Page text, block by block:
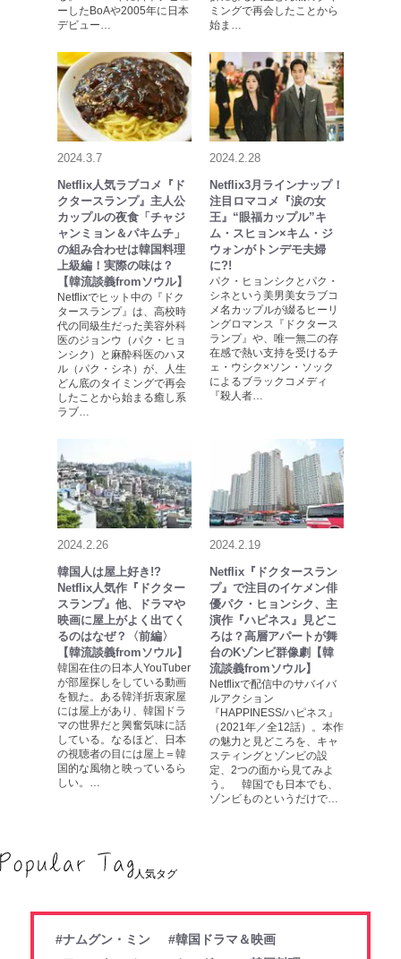
ーしたBoAや2005年に日本
デビュー…
ミングで再会したことから
始ま…
2024.3.7
Netflix人気ラブコメ『ド
クタースランプ』主人公
カップルの夜食「チャジ
ャンミョン＆パキムチ」
の組み合わせは韓国料理
上級編！実際の味は？
【韓流談義fromソウル】
Netflixでヒット中の『ドク
タースランプ』は、高校時
代の同級生だった美容外科
医のジョンウ（パク・ヒョ
ンシク）と麻酔科医のハヌ
ル（パク・シネ）が、人生
どん底のタイミングで再会
したことから始まる癒し系
ラブ…
2024.2.28
Netflix3月ラインナップ！
注目ロマコメ『涙の女
王』“眼福カップル”キ
ム・スヒョン×キム・ジ
ウォンがトンデモ夫婦
に?!
パク・ヒョンシクとパク・
シネという美男美女ラブコ
メ名カップルが綴るヒーリ
ングロマンス『ドクタース
ランプ』や、唯一無二の存
在感で熱い支持を受けるチ
ェ・ウシク×ソン・ソック
によるブラックコメディ
『殺人者…
2024.2.26
韓国人は屋上好き!?
Netflix人気作『ドクター
スランプ』他、ドラマや
映画に屋上がよく出てく
るのはなぜ？〈前編〉
【韓流談義fromソウル】
韓国在住の日本人YouTuber
が部屋探しをしている動画
を観た。ある韓洋折衷家屋
には屋上があり、韓国ドラ
マの世界だと興奮気味に話
している。なるほど、日本
の視聴者の目には屋上＝韓
国的な風物と映っているら
しい。…
2024.2.19
Netflix『ドクタースラン
プ』で注目のイケメン俳
優パク・ヒョンシク、主
演作『ハピネス』見どこ
ろは？高層アパートが舞
台のKゾンビ群像劇【韓
流談義fromソウル】
Netflixで配信中のサバイバ
ルアクション
『HAPPINESS/ハピネス』
（2021年／全12話）。本作
の魅力と見どころを、キャ
スティングとゾンビの設
定、2つの面から見てみよ
う。 韓国でも日本でも、
ゾンビものというだけで…
人気タグ
#ナムグン・ミン
#韓国ドラマ＆映画